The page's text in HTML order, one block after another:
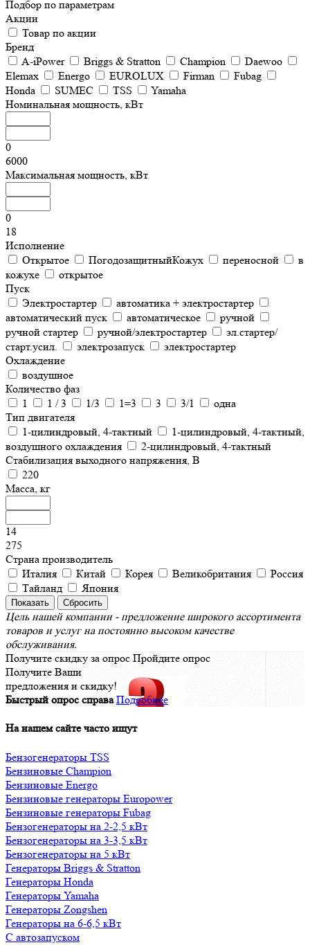
Подбор по параметрам
Акции
Товар по акции
Бренд
A-iPower
Briggs & Stratton Champion
Daewoo
Elemax
Energo EUROLUX Firman
Fubag
Honda
SUMEC TSS
Yamaha
Номинальная мощность, кВт
0
6000
Максимальная мощность, кВт
0
18
Исполнение
Открытое
ПогодозащитныйКожух переносной
в
кожухе
открытое
Пуск
Электростартер
автоматика + электростартер
автоматический пуск
автоматическое
ручной
ручной стартер
ручной/электростартер
эл.стартер/
старт.усил.
электрозапуск
электростартер
Охлаждение
воздушное
Количество фаз
1
1 / 3 1/3 1=3 3 3/1
одна
Тип двигателя
1-цилиндровый, 4-тактный
1-цилиндровый, 4-тактный,
воздушного охлаждения
2-цилиндровый, 4-тактный
Стабилизация выходного напряжения, В
220
Масса, кг
14
275
Страна производитель
Италия
Китай Корея Великобритания
Россия
Тайланд
Япония
Цель нашей компании - предложение широкого ассортимента
товаров и услуг на постоянно высоком качестве
обслуживания.
Получите скидку за опрос Пройдите опрос
Получите Ваши
предложения и скидку!
Быстрый опрос справа Подробнее
На нашем сайте часто ищут
Бензогенераторы TSS
Бензиновые Champion
Бензиновые Energo
Бензиновые генераторы Europower
Бензиновые генераторы Fubag
Бензогенераторы на 2-2,5 кВт
Бензогенераторы на 3-3,5 кВт
Бензогенераторы на 5 кВт
Генераторы Briggs & Stratton
Генераторы Honda
Генераторы Yamaha
Генераторы Zongshen
Генераторы на 6-6,5 кВт
С автозапуском